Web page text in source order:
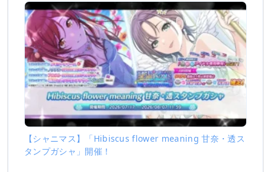
【シャニマス】「Hibiscus flower meaning 甘奈・透ス
タンプガシャ」開催！